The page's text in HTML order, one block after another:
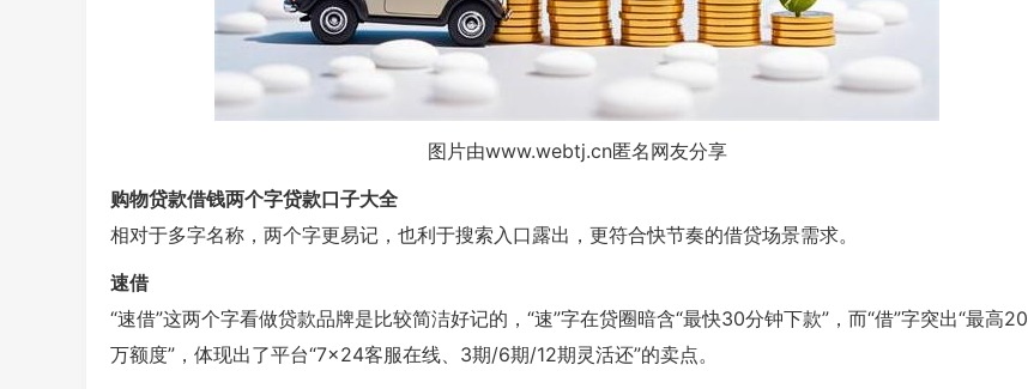
图片由www.webtj.cn匿名网友分享
购物贷款借钱两个字贷款口子大全
相对于多字名称，两个字更易记，也利于搜索入口露出，更符合快节奏的借贷场景需求。
速借
“速借”这两个字看做贷款品牌是比较简洁好记的，“速”字在贷圈暗含“最快30分钟下款”，而“借”字突出“最高20
万额度”，体现出了平台“7×24客服在线、3期/6期/12期灵活还”的卖点。